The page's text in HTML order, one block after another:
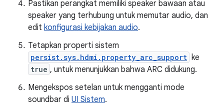
Pastikan perangkat memiliki speaker bawaan atau
speaker yang terhubung untuk memutar audio, dan
edit konfigurasi kebijakan audio.
Tetapkan properti sistem
persist.sys.hdmi.property_arc_support ke
true , untuk menunjukkan bahwa ARC didukung.
Mengekspos setelan untuk mengganti mode
soundbar di UI Sistem.